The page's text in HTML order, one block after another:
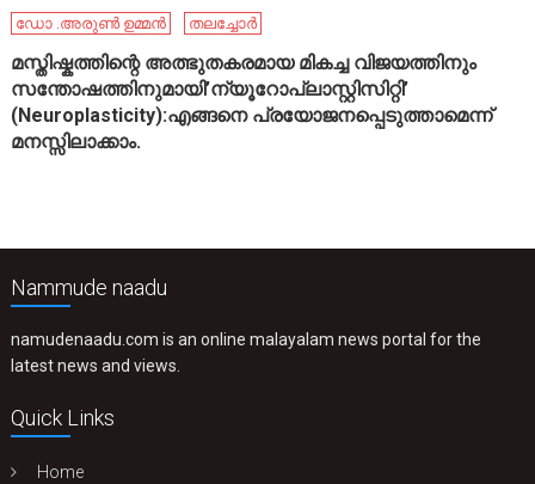
ഡോ .അരുൺ ഉമ്മൻ
തലച്ചോർ
മസ്തിഷ്കത്തിന്റെ അത്ഭുതകരമായ മികച്ച വിജയത്തിനും
സന്തോഷത്തിനുമായി’ന്യൂറോപ്ലാസ്റ്റിസിറ്റി’
(Neuroplasticity):എങ്ങനെ പ്രയോജനപ്പെടുത്താമെന്ന്
മനസ്സിലാക്കാം.
Nammude naadu
namudenaadu.com is an online malayalam news portal for the
latest news and views.
Quick Links
Home